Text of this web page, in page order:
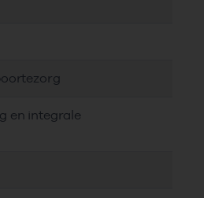
en integrale